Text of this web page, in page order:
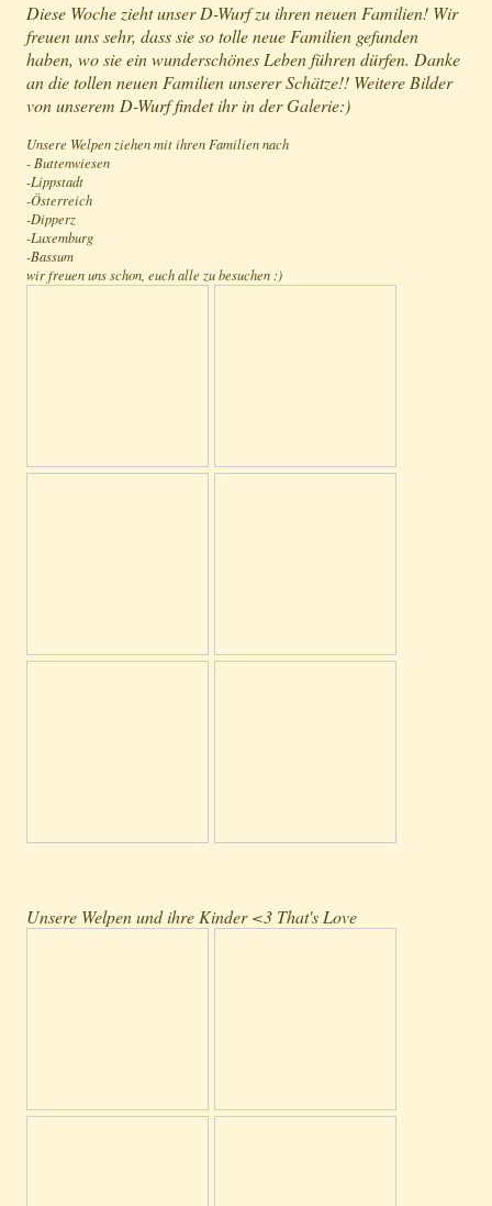
Diese Woche zieht unser D-Wurf zu ihren neuen Familien! Wir
freuen uns sehr, dass sie so tolle neue Familien gefunden
haben, wo sie ein wunderschönes Leben führen dürfen. Danke
an die tollen neuen Familien unserer Schätze!! Weitere Bilder
von unserem D-Wurf findet ihr in der Galerie:)
Unsere Welpen ziehen mit ihren Familien nach
- Buttenwiesen
-Lippstadt
-Österreich
-Dipperz
-Luxemburg
-Bassum
wir freuen uns schon, euch alle zu besuchen :)
Unsere Welpen und ihre Kinder <3 That's Love